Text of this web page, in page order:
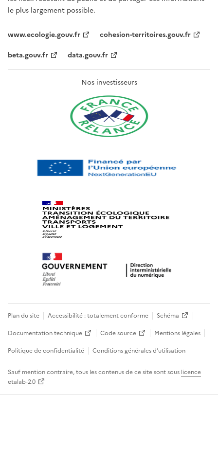
le plus largement possible.
www.ecologie.gouv.fr
cohesion-territoires.gouv.fr
beta.gouv.fr
data.gouv.fr
Nos investisseurs
Plan du site Accessibilité : totalement conforme
Schéma
Documentation technique
Code source
Mentions légales
Politique de confidentialité
Conditions générales d’utilisation
Sauf mention contraire, tous les contenus de ce site sont sous licence
etalab-2.0